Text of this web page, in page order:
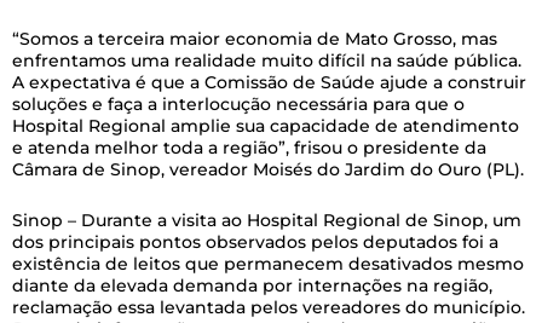
“Somos a terceira maior economia de Mato Grosso, mas
enfrentamos uma realidade muito difícil na saúde pública.
A expectativa é que a Comissão de Saúde ajude a construir
soluções e faça a interlocução necessária para que o
Hospital Regional amplie sua capacidade de atendimento
e atenda melhor toda a região”, frisou o presidente da
Câmara de Sinop, vereador Moisés do Jardim do Ouro (PL).
Sinop – Durante a visita ao Hospital Regional de Sinop, um
dos principais pontos observados pelos deputados foi a
existência de leitos que permanecem desativados mesmo
diante da elevada demanda por internações na região,
reclamação essa levantada pelos vereadores do município.